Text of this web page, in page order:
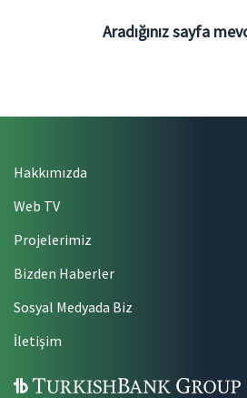
Aradığınız sayfa
Hakkımızda
Web TV
Projelerimiz
Bizden Haberler
Sosyal Medyada Biz
İletişim